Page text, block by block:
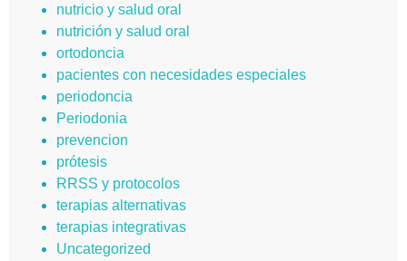
nutricio y salud oral
nutrición y salud oral
ortodoncia
pacientes con necesidades especiales
periodoncia
Periodonia
prevencion
prótesis
RRSS y protocolos
terapias alternativas
terapias integrativas
Uncategorized